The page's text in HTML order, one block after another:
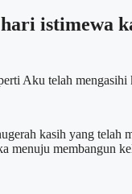
istimewa
Aku telah mengasihi
kasih yang
membangun